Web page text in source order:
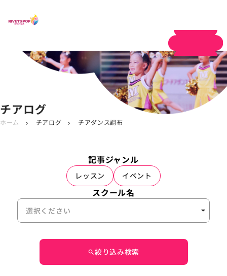
チアログ
ホーム chevron_right チアログ chevron_right チアダンス調布
記事ジャンル
レッスン イベント
スクール名
search絞り込み検索